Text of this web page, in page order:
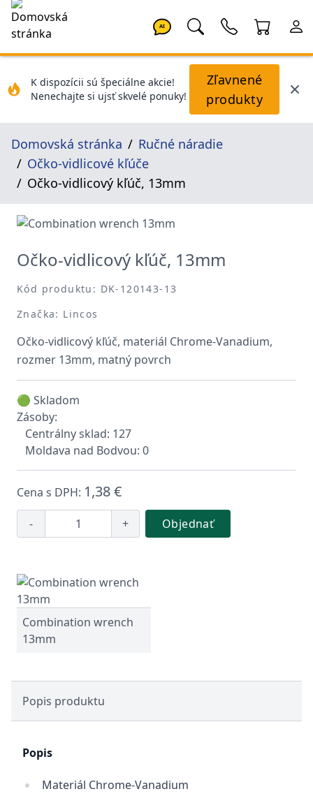
AI
K dispozícii sú špeciálne akcie!
Nenechajte si ujsť skvelé ponuky!
Zľavnené
produkty
Domovská stránka
Ručné náradie
Očko-vidlicové kľúče
Očko-vidlicový kľúč, 13mm
Očko-vidlicový kľúč, 13mm
Kód produktu: DK-120143-13
Značka: Lincos
Očko-vidlicový kľúč, materiál Chrome-Vanadium,
rozmer 13mm, matný povrch
🟢 Skladom
Zásoby:
Centrálny sklad: 127
Moldava nad Bodvou: 0
Cena s DPH: 1,38 €
- + Objednať
Combination wrench
13mm
Popis produktu
Popis
Materiál Chrome-Vanadium